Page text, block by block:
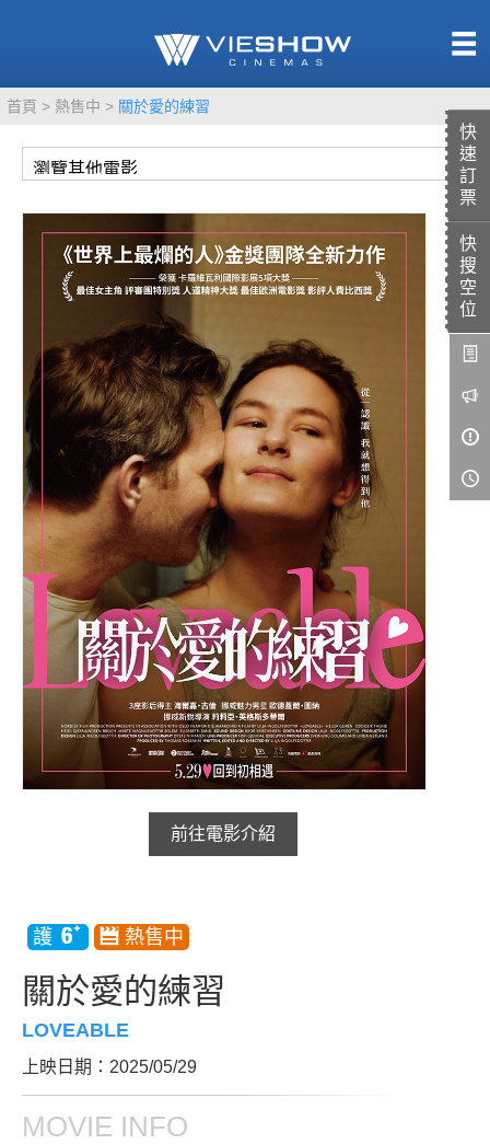
快
速
訂
票
快
搜
空
位
首頁 熱售中 關於愛的練習
前往電影介紹
關於愛的練習
LOVEABLE
上映日期：2025/05/29
MOVIE INFO
TITAN SCREEN
MUCROWN
4DX
VR 演唱會
GOLD CLASS
AD口述影像
LIVE演唱會
影城餐飲
UNICORN
影城公告
影城活動
中獎名單
合作夥伴
商家介紹
加入iShow
會員Q&A